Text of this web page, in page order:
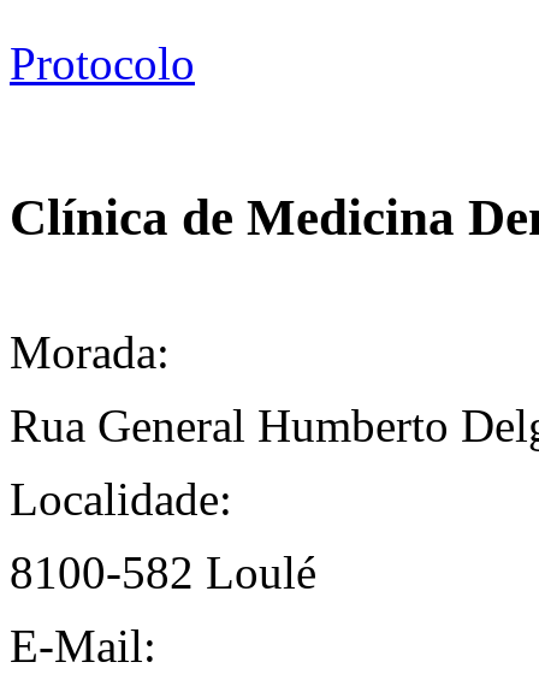
Protocolo
Clínica de Medicina
Morada:
Rua General Humberto
Localidade:
8100-582 Loulé
E-Mail: